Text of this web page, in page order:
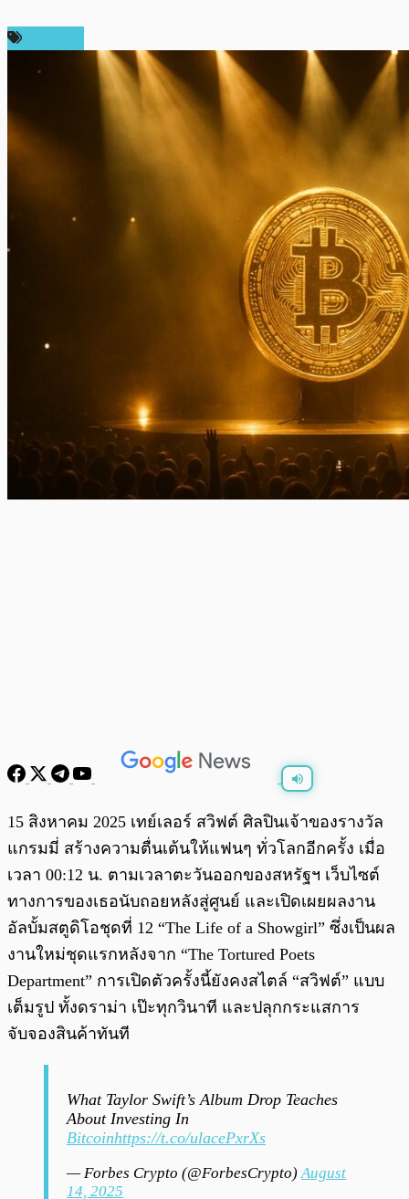
0:00
15 สิงหาคม 2025 เทย์เลอร์ สวิฟต์ ศิลปินเจ้าของรางวัล
แกรมมี่ สร้างความตื่นเต้นให้แฟนๆ ทั่วโลกอีกครั้ง เมื่อ
เวลา 00:12 น. ตามเวลาตะวันออกของสหรัฐฯ เว็บไซต์
ทางการของเธอนับถอยหลังสู่ศูนย์ และเปิดเผยผลงาน
อัลบั้มสตูดิโอชุดที่ 12 “The Life of a Showgirl” ซึ่งเป็นผล
งานใหม่ชุดแรกหลังจาก “The Tortured Poets
Department” การเปิดตัวครั้งนี้ยังคงสไตล์ “สวิฟต์” แบบ
เต็มรูป ทั้งดราม่า เป๊ะทุกวินาที และปลุกกระแสการ
จับจองสินค้าทันที
What Taylor Swift’s Album Drop Teaches
About Investing In
Bitcoinhttps://t.co/ulacePxrXs
— Forbes Crypto (@ForbesCrypto)August
14, 2025